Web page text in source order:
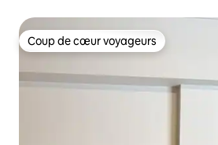
Coup de cœur voyageurs
Coup de cœur voyageurs